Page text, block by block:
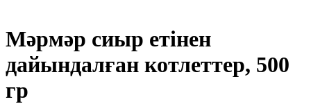
Мәрмәр сиыр етінен
дайындалған котлеттер, 500
гр